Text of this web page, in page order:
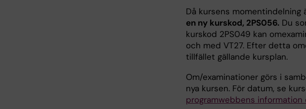
Då kursens momentindelning
en ny kurskod, 2PS056. Du
kurskod 2PS049 kan
och med VT27. Efter detta
tillfället gällande kursplan.
Om/examinationer görs i
nya kursen. För datum, se
programwebbens